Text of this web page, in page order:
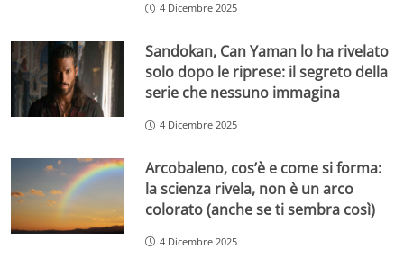
4 Dicembre 2025
Sandokan, Can Yaman lo ha rivelato
solo dopo le riprese: il segreto della
serie che nessuno immagina
4 Dicembre 2025
Arcobaleno, cos’è e come si forma:
la scienza rivela, non è un arco
colorato (anche se ti sembra così)
4 Dicembre 2025